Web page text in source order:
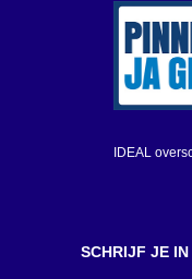
IDEAL
SCHRIJF JE IN